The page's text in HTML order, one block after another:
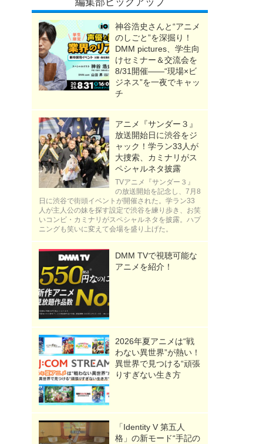
神谷浩史さんと“アニメ
のしごと”を深掘り！
DMM pictures、学生向
けセミナー＆交流会を
8/31開催――“現場×ビ
ジネス”を一夜でキャッ
チ
アニメ『サンダー３』
放送開始日に渋谷をジ
ャック！学ラン33人が
大捜索、カミナリがス
ペシャルネタ披露
TVアニメ『サンダー３』
の放送開始を記念し、7月8
日に渋谷で街頭イベントが開催された。学ラン33
人が主人公の妹を探す設定で渋谷を練り歩き、お笑
いコンビ・カミナリがスペシャルネタを披露。ハプ
ニングも笑いに変えて会場を盛り上げた。
DMM TVで視聴可能な
アニメを紹介！
2026年夏アニメは“戦
わない異世界”が熱い！
異世界で見つける“頑張
りすぎない生き方
「Identity V 第五人
格」の新モード“手記の